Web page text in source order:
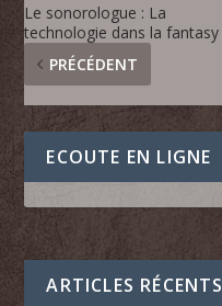
Le sonorologue : La
technologie dans la fantasy
PRÉCÉDENT
ECOUTE EN LIGNE
ARTICLES RÉCENTS